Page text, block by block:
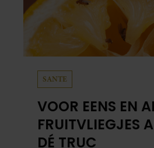
SANTE
VOOR EENS EN
FRUITVLIEGJES
DÉ TRUC